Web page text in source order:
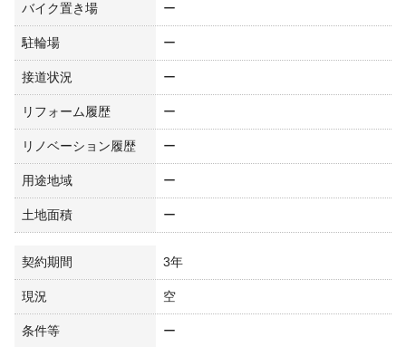
バイク置き場 ー
駐輪場 ー
接道状況 ー
リフォーム履歴 ー
リノベーション履歴 ー
用途地域 ー
土地面積 ー
契約期間 3年
現況 空
条件等 ー